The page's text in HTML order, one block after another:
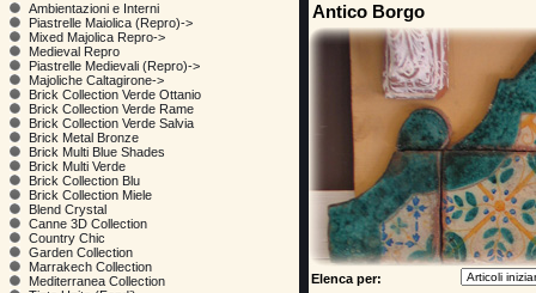
Ambientazioni e Interni
Piastrelle Maiolica (Repro)->
Mixed Majolica Repro->
Medieval Repro
Piastrelle Medievali (Repro)->
Majoliche Caltagirone->
Brick Collection Verde Ottanio
Brick Collection Verde Rame
Brick Collection Verde Salvia
Brick Metal Bronze
Brick Multi Blue Shades
Brick Multi Verde
Brick Collection Blu
Brick Collection Miele
Blend Crystal
Canne 3D Collection
Country Chic
Garden Collection
Marrakech Collection
Mediterranea Collection
Antico Borgo
Elenca per: